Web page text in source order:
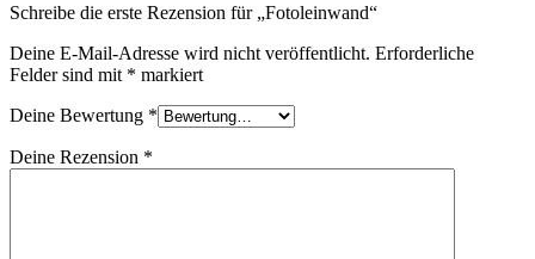
Schreibe die erste Rezension für „Fotoleinwand“
Deine E-Mail-Adresse wird nicht veröffentlicht. Erforderliche
Felder sind mit * markiert
Deine Bewertung *
Deine Rezension *